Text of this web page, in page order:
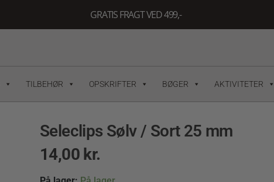
GRATIS FRAGT VED 499,-
TILBEHØR OPSKRIFTER BØGER AKTIVITETER
Seleclips Sølv / Sort 25 mm
14,00 kr.